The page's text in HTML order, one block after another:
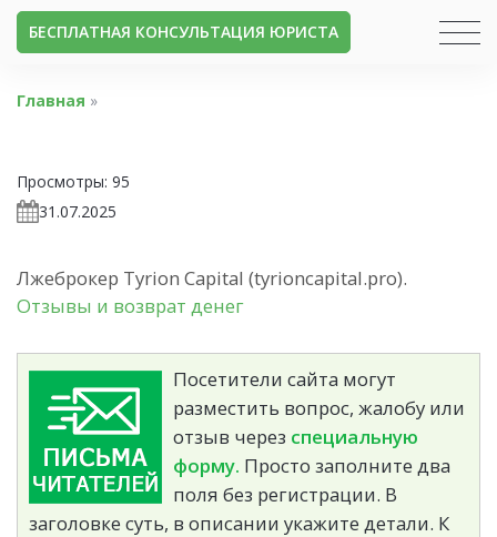
БЕСПЛАТНАЯ КОНСУЛЬТАЦИЯ ЮРИСТА
Главная »
Просмотры: 95
31.07.2025
Лжеброкер Tyrion Capital (tyrioncapital.pro).
Отзывы и возврат денег
Посетители сайта могут
разместить вопрос, жалобу или
отзыв через специальную
форму. Просто заполните два
поля без регистрации. В
заголовке суть, в описании укажите детали. К